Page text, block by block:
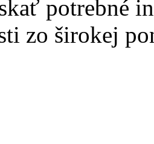
potrebné
zo širokej